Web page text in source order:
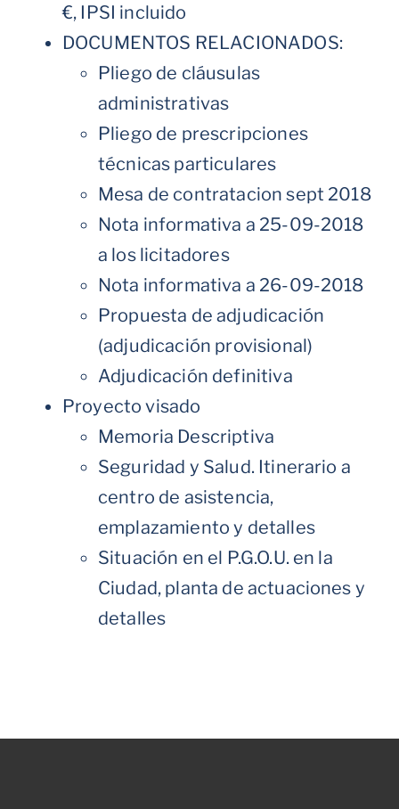
€, IPSI incluido
DOCUMENTOS RELACIONADOS:
Pliego de cláusulas
administrativas
Pliego de prescripciones
técnicas particulares
Mesa de contratacion sept 2018
Nota informativa a 25-09-2018
a los licitadores
Nota informativa a 26-09-2018
Propuesta de adjudicación
(adjudicación provisional)
Adjudicación definitiva
Proyecto visado
Memoria Descriptiva
Seguridad y Salud. Itinerario a
centro de asistencia,
emplazamiento y detalles
Situación en el P.G.O.U. en la
Ciudad, planta de actuaciones y
detalles